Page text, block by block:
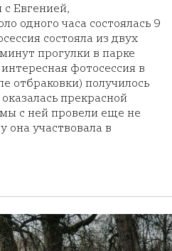
Евгенией,
одного часа состоялась 9
состояла из двух
прогулки в парке
фотосессия в
отбраковки) получилось
прекрасной
с ней провели еще не
она участвовала в